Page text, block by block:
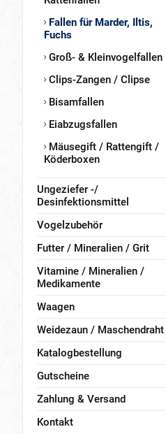
Fallen für Marder, Iltis,
Fuchs
Groß- & Kleinvogelfallen
Clips-Zangen / Clipse
Bisamfallen
Eiabzugsfallen
Mäusegift / Rattengift /
Köderboxen
Ungeziefer -/
Desinfektionsmittel
Vogelzubehör
Futter / Mineralien / Grit
Vitamine / Mineralien /
Medikamente
Waagen
Weidezaun / Maschendraht
Katalogbestellung
Gutscheine
Zahlung & Versand
Kontakt